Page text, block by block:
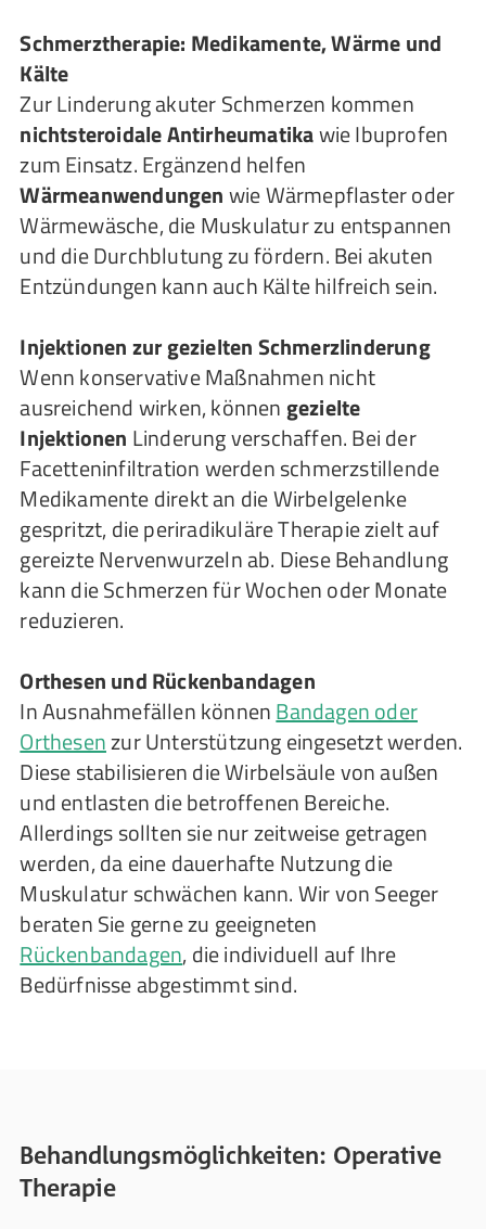
Schmerztherapie: Medikamente, Wärme und
Kälte
Zur Linderung akuter Schmerzen kommen
nichtsteroidale Antirheumatikawie Ibuprofen
zum Einsatz. Ergänzend helfen
Wärmeanwendungenwie Wärmepflaster oder
Wärmewäsche, die Muskulatur zu entspannen
und die Durchblutung zu fördern. Bei akuten
Entzündungen kann auch Kälte hilfreich sein.
Injektionen zur gezielten Schmerzlinderung
Wenn konservative Maßnahmen nicht
ausreichend wirken, könnengezielte
Injektionen Linderung verschaffen. Bei der
Facetteninfiltration werden schmerzstillende
Medikamente direkt an die Wirbelgelenke
gespritzt, die periradikuläre Therapie zielt auf
gereizte Nervenwurzeln ab. Diese Behandlung
kann die Schmerzen für Wochen oder Monate
reduzieren.
Orthesen und Rückenbandagen
In Ausnahmefällen könnenBandagen oder
Orthesenzur Unterstützung eingesetzt werden.
Diese stabilisieren die Wirbelsäule von außen
und entlasten die betroffenen Bereiche.
Allerdings sollten sie nur zeitweise getragen
werden, da eine dauerhafte Nutzung die
Muskulatur schwächen kann. Wir von Seeger
beraten Sie gerne zu geeigneten
Rückenbandagen, die individuell auf Ihre
Bedürfnisse abgestimmt sind.
Behandlungsmöglichkeiten: Operative
Therapie